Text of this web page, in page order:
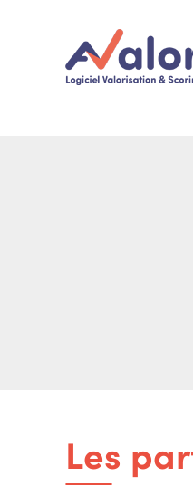
Les